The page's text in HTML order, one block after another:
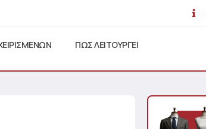
ΠΩΣ ΛΕΙΤΟΥΡΓΕΙ